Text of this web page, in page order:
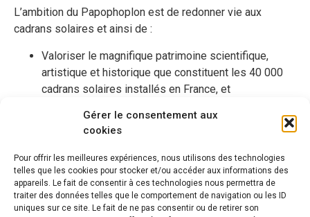
Gérer le consentement aux
cookies
Pour offrir les meilleures expériences, nous utilisons des technologies
telles que les cookies pour stocker et/ou accéder aux informations des
appareils. Le fait de consentir à ces technologies nous permettra de
traiter des données telles que le comportement de navigation ou les ID
uniques sur ce site. Le fait de ne pas consentir ou de retirer son
L’ambition du Papophoplon est de redonner vie aux
cadrans solaires et ainsi de :
Valoriser le magnifique patrimoine scientifique,
artistique et historique que constituent les 40 000
cadrans solaires installés en France, et
Les trois utilisations :
toute personne curieuse de la nature et des
sciences
Utilisation publique : pour installer dans tous les